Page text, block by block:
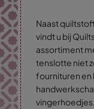
Naast
vindt u bij
assortiment
tenslotte niet
fournituren en